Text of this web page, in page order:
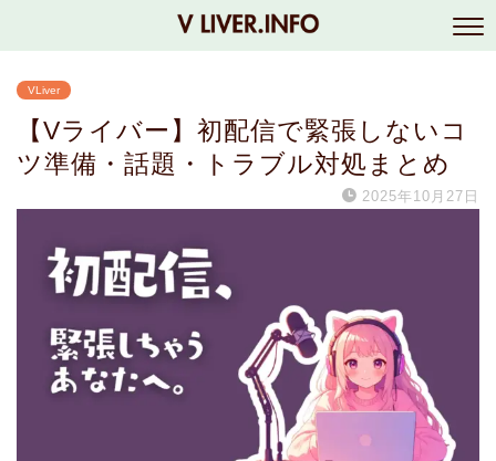
VLiver
【Vライバー】初配信で緊張しないコ
ツ準備・話題・トラブル対処まとめ
2025年10月27日